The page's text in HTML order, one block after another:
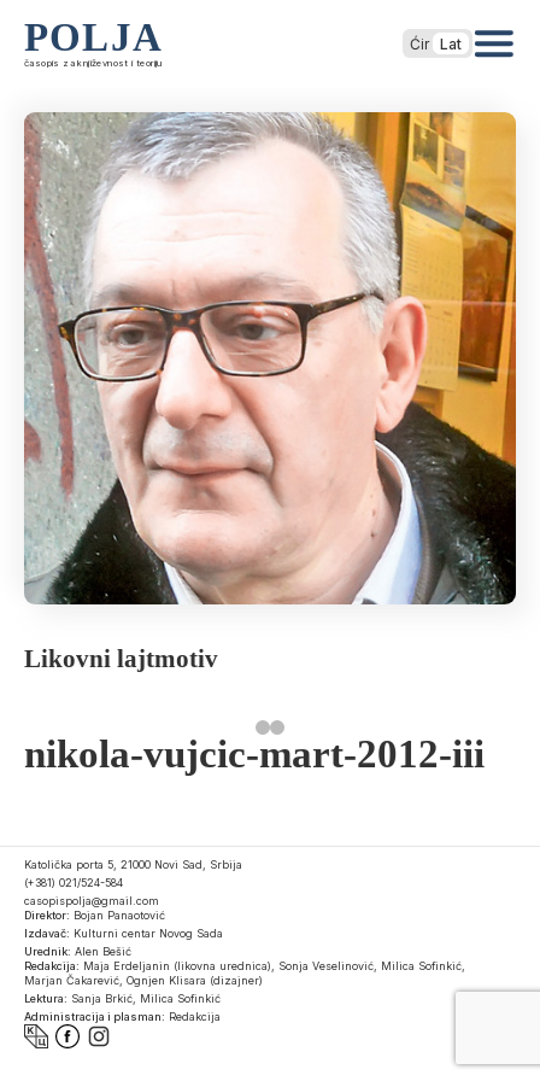
POLJA
časopis za književnost i teoriju
Ćir Lat
Likovni lajtmotiv
nikola-vujcic-mart-2012-iii
Katolička porta 5, 21000 Novi Sad, Srbija
(+381) 021/524-584
casopispolja@gmail.com
Direktor: Bojan Panaotović
Izdavač: Kulturni centar Novog Sada
Urednik: Alen Bešić
Redakcija: Maja Erdeljanin (likovna urednica), Sonja Veselinović, Milica Sofinkić,
Marjan Čakarević, Ognjen Klisara (dizajner)
Lektura: Sanja Brkić, Milica Sofinkić
Administracija i plasman: Redakcija